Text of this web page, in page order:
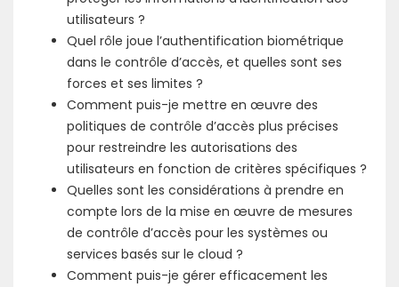
utilisateurs ?
Quel rôle joue l’authentification biométrique
dans le contrôle d’accès, et quelles sont ses
forces et ses limites ?
Comment puis-je mettre en œuvre des
politiques de contrôle d’accès plus précises
pour restreindre les autorisations des
utilisateurs en fonction de critères spécifiques ?
Quelles sont les considérations à prendre en
compte lors de la mise en œuvre de mesures
de contrôle d’accès pour les systèmes ou
services basés sur le cloud ?
Comment puis-je gérer efficacement les